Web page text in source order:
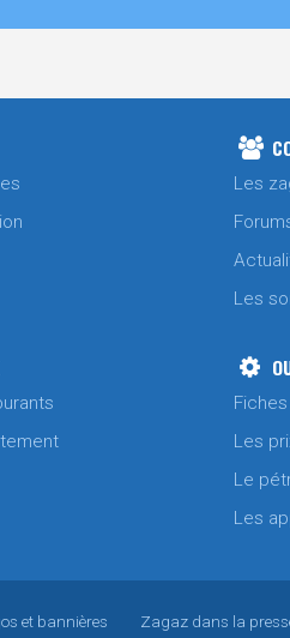
Les
Les
Les
Le
Les
et bannières Zagaz dans la